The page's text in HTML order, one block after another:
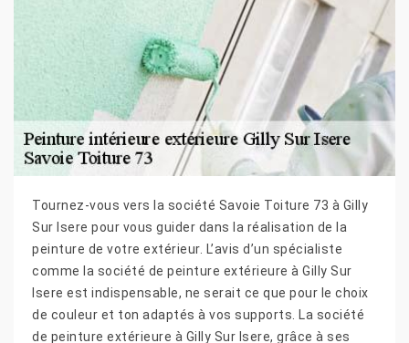
Tournez-vous vers la société Savoie Toiture 73 à Gilly
Sur Isere pour vous guider dans la réalisation de la
peinture de votre extérieur. L’avis d’un spécialiste
comme la société de peinture extérieure à Gilly Sur
Isere est indispensable, ne serait ce que pour le choix
de couleur et ton adaptés à vos supports. La société
de peinture extérieure à Gilly Sur Isere, grâce à ses